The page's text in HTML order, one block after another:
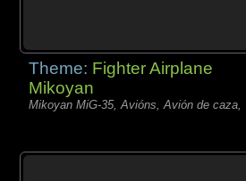
Theme: Fighter Airplane
Mikoyan
Mikoyan MiG-35, Avións, Avión de caza,